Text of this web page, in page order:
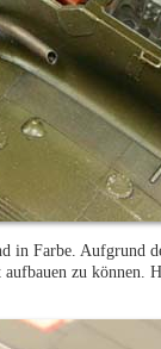
Farbe. Aufgrund
zu können.